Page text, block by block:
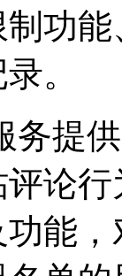
功
。
务提
论
能